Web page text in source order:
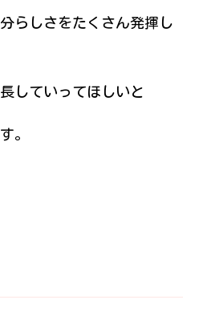
らしさをたくさん発揮し
していってほしいと
ます。